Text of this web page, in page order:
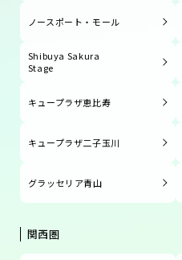
ノースポート・モール
Shibuya Sakura
Stage
キュープラザ恵比寿
キュープラザ二子玉川
グラッセリア青山
関西圏